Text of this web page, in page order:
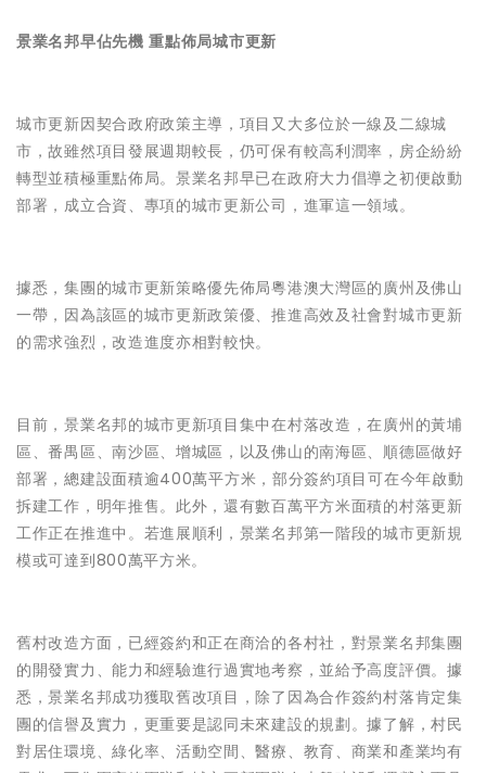
景業名邦早佔先機 重點佈局城市更新
城市更新因契合政府政策主導，項目又大多位於一線及二線城
市，故雖然項目發展週期較長，仍可保有較高利潤率，房企紛紛
轉型並積極重點佈局。景業名邦早已在政府大力倡導之初便啟動
部署，成立合資、專項的城市更新公司，進軍這一領域。
據悉，集團的城市更新策略優先佈局粵港澳大灣區的廣州及佛山
一帶，因為該區的城市更新政策優、推進高效及社會對城市更新
的需求強烈，改造進度亦相對較快。
目前，景業名邦的城市更新項目集中在村落改造，在廣州的黃埔
區、番禺區、南沙區、增城區，以及佛山的南海區、順德區做好
部署，總建設面積逾400萬平方米，部分簽約項目可在今年啟動
拆建工作，明年推售。此外，還有數百萬平方米面積的村落更新
工作正在推進中。若進展順利，景業名邦第一階段的城市更新規
模或可達到800萬平方米。
舊村改造方面，已經簽約和正在商洽的各村社，對景業名邦集團
的開發實力、能力和經驗進行過實地考察，並給予高度評價。據
悉，景業名邦成功獲取舊改項目，除了因為合作簽約村落肯定集
團的信譽及實力，更重要是認同未來建設的規劃。據了解，村民
對居住環境、綠化率、活動空間、醫療、教育、商業和產業均有